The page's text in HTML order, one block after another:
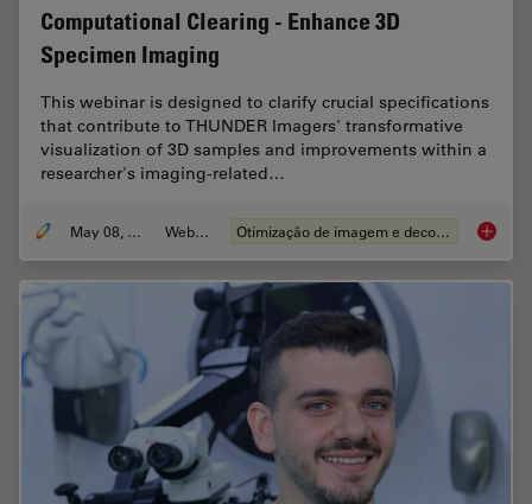
Computational Clearing - Enhance 3D
Specimen Imaging
This webinar is designed to clarify crucial specifications
that contribute to THUNDER Imagers' transformative
visualization of 3D samples and improvements within a
researcher's imaging-related…
May 08, 2020 Webinar Otimização de imagem e deconvolucao